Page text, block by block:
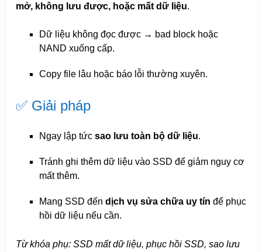
mở, không lưu được, hoặc mất dữ liệu.
Dữ liệu không đọc được → bad block hoặc
NAND xuống cấp.
Copy file lâu hoặc báo lỗi thường xuyên.
✅ Giải pháp
Ngay lập tức sao lưu toàn bộ dữ liệu.
Tránh ghi thêm dữ liệu vào SSD để giảm nguy cơ
mất thêm.
Mang SSD đến dịch vụ sửa chữa uy tín để phục
hồi dữ liệu nếu cần.
Từ khóa phụ: SSD mất dữ liệu, phục hồi SSD, sao lưu